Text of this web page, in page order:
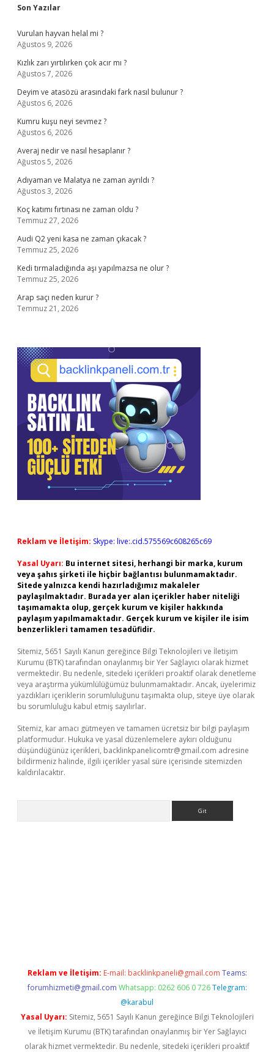
Sidebar
Son Yazılar
Vurulan hayvan helal mi ?
Ağustos 9, 2026
Kızlık zarı yırtılırken çok acır mı ?
Ağustos 7, 2026
Deyim ve atasözü arasındaki fark nasıl bulunur ?
Ağustos 6, 2026
Kumru kuşu neyi sevmez ?
Ağustos 6, 2026
Averaj nedir ve nasıl hesaplanır ?
Ağustos 5, 2026
Adıyaman ve Malatya ne zaman ayrıldı ?
Ağustos 3, 2026
Koç katımı fırtınası ne zaman oldu ?
Temmuz 27, 2026
Audi Q2 yeni kasa ne zaman çıkacak ?
Temmuz 25, 2026
Kedi tırmaladığında aşı yapılmazsa ne olur ?
Temmuz 25, 2026
Arap saçı neden kurur ?
Temmuz 21, 2026
Reklam ve İletişim: Skype: live:.cid.575569c608265c69
Yasal Uyarı: Bu internet sitesi, herhangi bir marka, kurum
veya şahıs şirketi ile hiçbir bağlantısı bulunmamaktadır.
Sitede yalnızca kendi hazırladığımız makaleler
paylaşılmaktadır. Burada yer alan içerikler haber niteliği
taşımamakta olup, gerçek kurum ve kişiler hakkında
paylaşım yapılmamaktadır. Gerçek kurum ve kişiler ile isim
benzerlikleri tamamen tesadüfidir.
Sitemiz, 5651 Sayılı Kanun gereğince Bilgi Teknolojileri ve İletişim
Kurumu (BTK) tarafından onaylanmış bir Yer Sağlayıcı olarak hizmet
vermektedir. Bu nedenle, sitedeki içerikleri proaktif olarak denetleme
veya araştırma yükümlülüğümüz bulunmamaktadır. Ancak, üyelerimiz
yazdıkları içeriklerin sorumluluğunu taşımakta olup, siteye üye olarak
bu sorumluluğu kabul etmiş sayılırlar.
Sitemiz, kar amacı gütmeyen ve tamamen ücretsiz bir bilgi paylaşım
platformudur. Hukuka ve yasal düzenlemelere aykırı olduğunu
düşündüğünüz içerikleri, backlinkpanelicomtr@gmail.com adresine
bildirmeniz halinde, ilgili içerikler yasal süre içerisinde sitemizden
kaldırılacaktır.
Reklam ve İletişim: E-mail: backlinkpaneli@gmail.com Teams:
forumhizmeti@gmail.com Whatsapp: 0262 606 0 726 Telegram:
@karabul
Yasal Uyarı: Sitemiz, 5651 Sayılı Kanun gereğince Bilgi Teknolojileri
ve İletişim Kurumu (BTK) tarafından onaylanmış bir Yer Sağlayıcı
olarak hizmet vermektedir. Bu nedenle, sitedeki içerikleri proaktif